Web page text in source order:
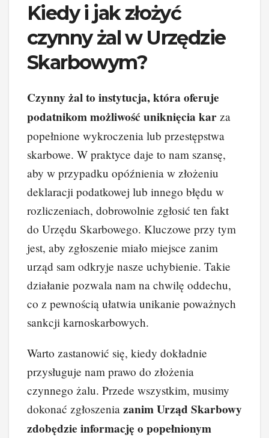
Kiedy i jak złożyć
czynny żal w Urzędzie
Skarbowym?
Czynny żal to instytucja, która oferuje
podatnikom możliwość uniknięcia kar za
popełnione wykroczenia lub przestępstwa
skarbowe. W praktyce daje to nam szansę,
aby w przypadku opóźnienia w złożeniu
deklaracji podatkowej lub innego błędu w
rozliczeniach, dobrowolnie zgłosić ten fakt
do Urzędu Skarbowego. Kluczowe przy tym
jest, aby zgłoszenie miało miejsce zanim
urząd sam odkryje nasze uchybienie. Takie
działanie pozwala nam na chwilę oddechu,
co z pewnością ułatwia unikanie poważnych
sankcji karnoskarbowych.
Warto zastanowić się, kiedy dokładnie
przysługuje nam prawo do złożenia
czynnego żalu. Przede wszystkim, musimy
dokonać zgłoszenia zanim Urząd Skarbowy
zdobędzie informację o popełnionym